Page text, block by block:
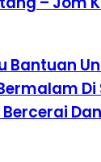
Bantuan
Di